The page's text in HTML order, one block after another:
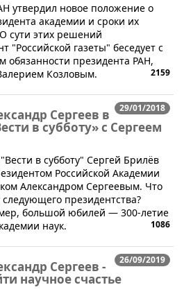
утвердил новое положение о
академии и сроки их
сути этих решений
"Российской газеты" беседует с
президента РАН,
Козловым.
2159
29/01/2018
Сергеев в
в субботу» с Сергеем
в субботу" Сергей Брилёв
Российской Академии
Александром Сергеевым. Что
следующего президентства?
большой юбилей — 300-летие
наук.
1086
26/09/2019
Сергеев -
научное счастье